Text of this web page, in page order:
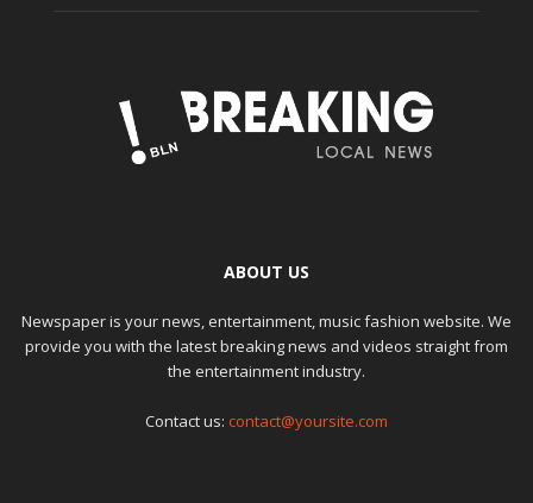
ABOUT US
Newspaper is your news, entertainment, music fashion website. We
provide you with the latest breaking news and videos straight from
the entertainment industry.
Contact us: contact@yoursite.com